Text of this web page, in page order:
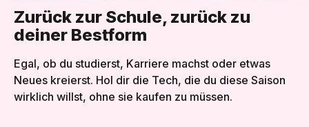
Zurück zur Schule, zurück zu
deiner Bestform
Egal, ob du studierst, Karriere machst oder etwas
Neues kreierst. Hol dir die Tech, die du diese Saison
wirklich willst, ohne sie kaufen zu müssen.